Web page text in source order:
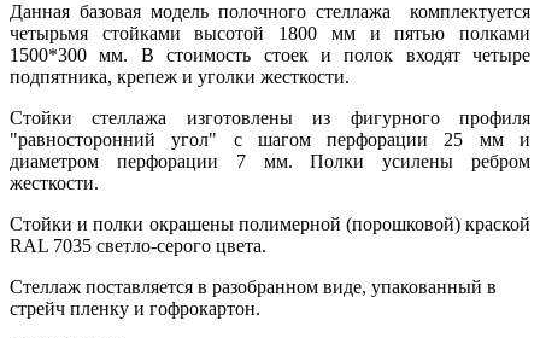
Данная базовая модель полочного стеллажа комплектуется
четырьмя стойками высотой 1800 мм и пятью полками
1500*300 мм. В стоимость стоек и полок входят четыре
подпятника, крепеж и уголки жесткости.
Стойки стеллажа изготовлены из фигурного профиля
"равносторонний угол" с шагом перфорации 25 мм и
диаметром перфорации 7 мм. Полки усилены ребром
жесткости.
Стойки и полки окрашены полимерной (порошковой) краской
RAL 7035 светло-серого цвета.
Стеллаж поставляется в разобранном виде, упакованный в
стрейч пленку и гофрокартон.